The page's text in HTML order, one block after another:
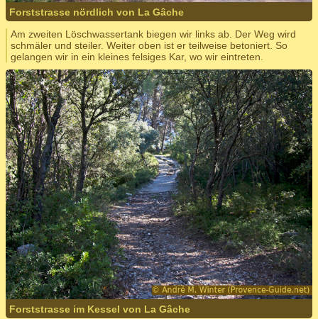
Forststrasse nördlich von La Gâche
Am zweiten Löschwassertank biegen wir links ab. Der Weg wird
schmäler und steiler. Weiter oben ist er teilweise betoniert. So
gelangen wir in ein kleines felsiges Kar, wo wir eintreten.
Forststrasse im Kessel von La Gâche